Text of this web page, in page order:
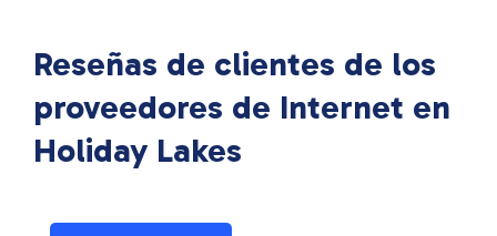
Reseñas de clientes de los
proveedores de Internet en
Holiday Lakes